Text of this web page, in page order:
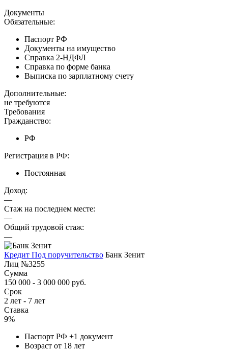
Документы
Обязательные:
Паспорт РФ
Документы на имущество
Справка 2-НДФЛ
Справка по форме банка
Выписка по зарплатному счету
Дополнительные:
не требуются
Требования
Гражданство:
РФ
Регистрация в РФ:
Постоянная
Доход:
—
Стаж на последнем месте:
—
Общий трудовой стаж:
—
Кредит Под поручительство Банк Зенит
Лиц №3255
Сумма
150 000 - 3 000 000 руб.
Срок
2 лет - 7 лет
Ставка
9%
Паспорт РФ +1 документ
Возраст от 18 лет